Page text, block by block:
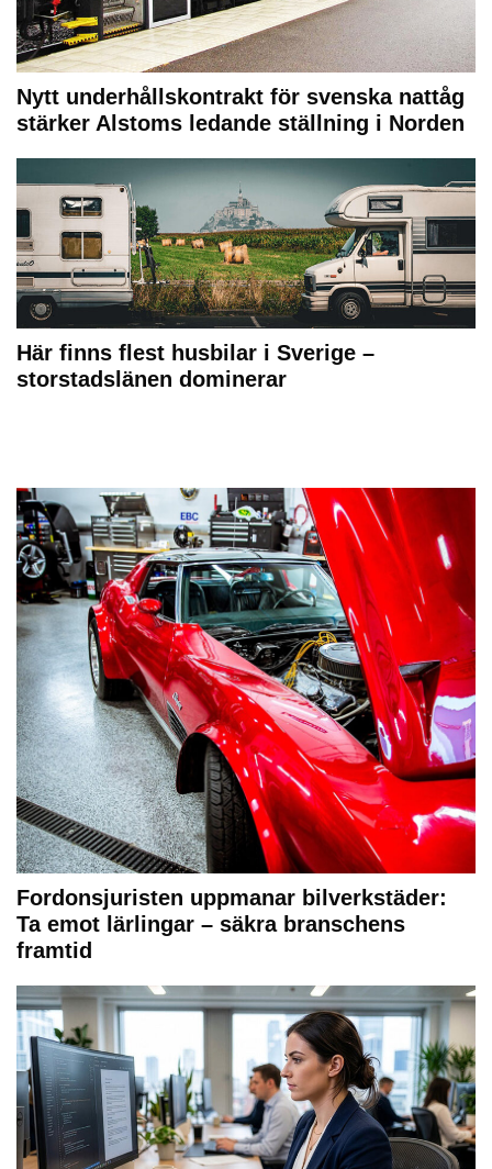
Nytt underhållskontrakt för svenska nattåg
stärker Alstoms ledande ställning i Norden
Här finns flest husbilar i Sverige –
storstadslänen dominerar
Fordonsjuristen uppmanar bilverkstäder:
Ta emot lärlingar – säkra branschens
framtid